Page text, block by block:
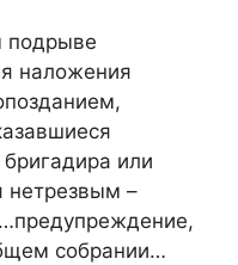
подрыве
наложения
или
нетрезвым –
собрании…